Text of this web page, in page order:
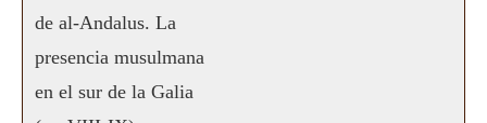
de al-Andalus. La
presencia musulmana
en el sur de la Galia